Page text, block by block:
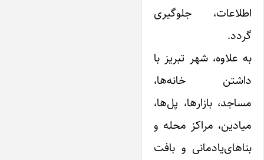
اطلاعات، جلوگیری
گردد.
به علاوه، شهر تبریز با
داشتن خانه‌ها،
مساجد، بازارها، پل‌ها،
میادین، مراکز محله و
بناهای‌یادمانی و بافت